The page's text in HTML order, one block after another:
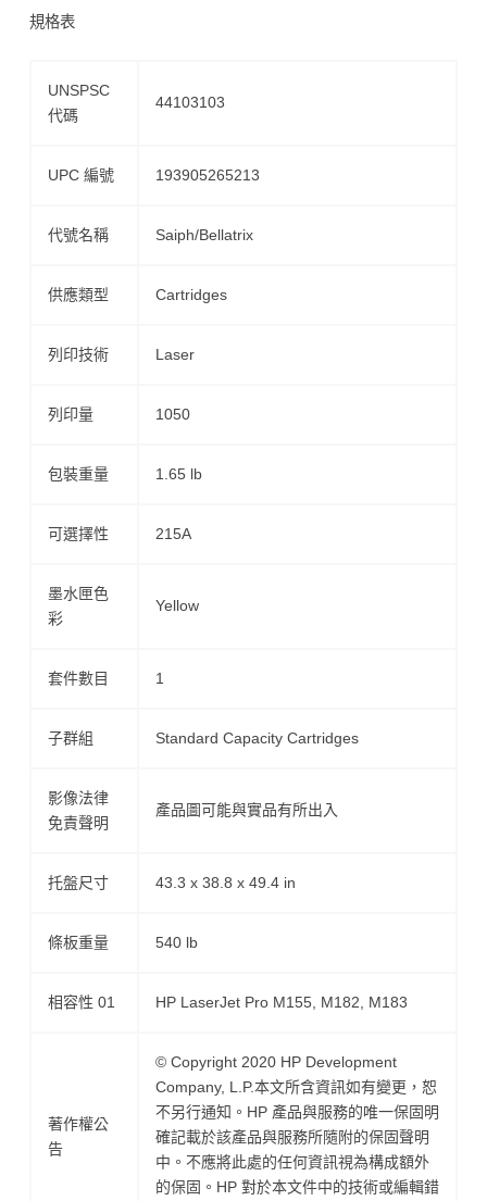
規格表
UNSPSC
代碼
44103103
UPC 編號 193905265213
代號名稱 Saiph/Bellatrix
供應類型 Cartridges
列印技術 Laser
列印量 1050
包裝重量 1.65 lb
可選擇性 215A
墨水匣色
彩
Yellow
套件數目 1
子群組 Standard Capacity Cartridges
影像法律
免責聲明
產品圖可能與實品有所出入
托盤尺寸 43.3 x 38.8 x 49.4 in
條板重量 540 lb
相容性 01 HP LaserJet Pro M155, M182, M183
著作權公
告
© Copyright 2020 HP Development
Company, L.P.本文所含資訊如有變更，恕
不另行通知。HP 產品與服務的唯一保固明
確記載於該產品與服務所隨附的保固聲明
中。不應將此處的任何資訊視為構成額外
的保固。HP 對於本文件中的技術或編輯錯